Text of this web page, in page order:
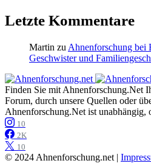
Letzte Kommentare
Martin zu Ahnenforschung bei
Geschwister und
Finden Sie mit Ahnenforschung.Net
Forum, durch unsere Quellen oder
Ahnenforschung.Net ist unabhängig,
10
2K
10
© 2024 Ahnenforschung.net |